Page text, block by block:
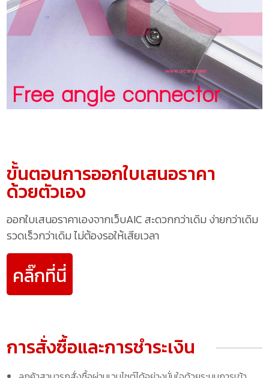
ขั้นตอนการออกใบเสนอราคา
ด้วยตัวเอง
ออกใบเสนอราคาเองจากเว็บAIC สะดวกกว่าเดิม ง่ายกว่าเดิม
รวดเร็วกว่าเดิม ไม่ต้องรอให้เสียเวลา
คลิ๊กที่นี่
การสั่งซื้อและการชำระเงิน